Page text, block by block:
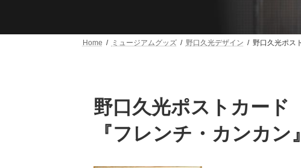
Home ミュージアムグッズ 野口久光デザイン 野口久光ポス
野口久光ポストカード
『フレンチ・カンカン』